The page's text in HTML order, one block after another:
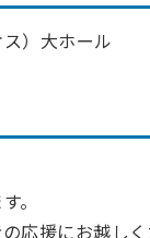
）大ホール
。
応援にお越し